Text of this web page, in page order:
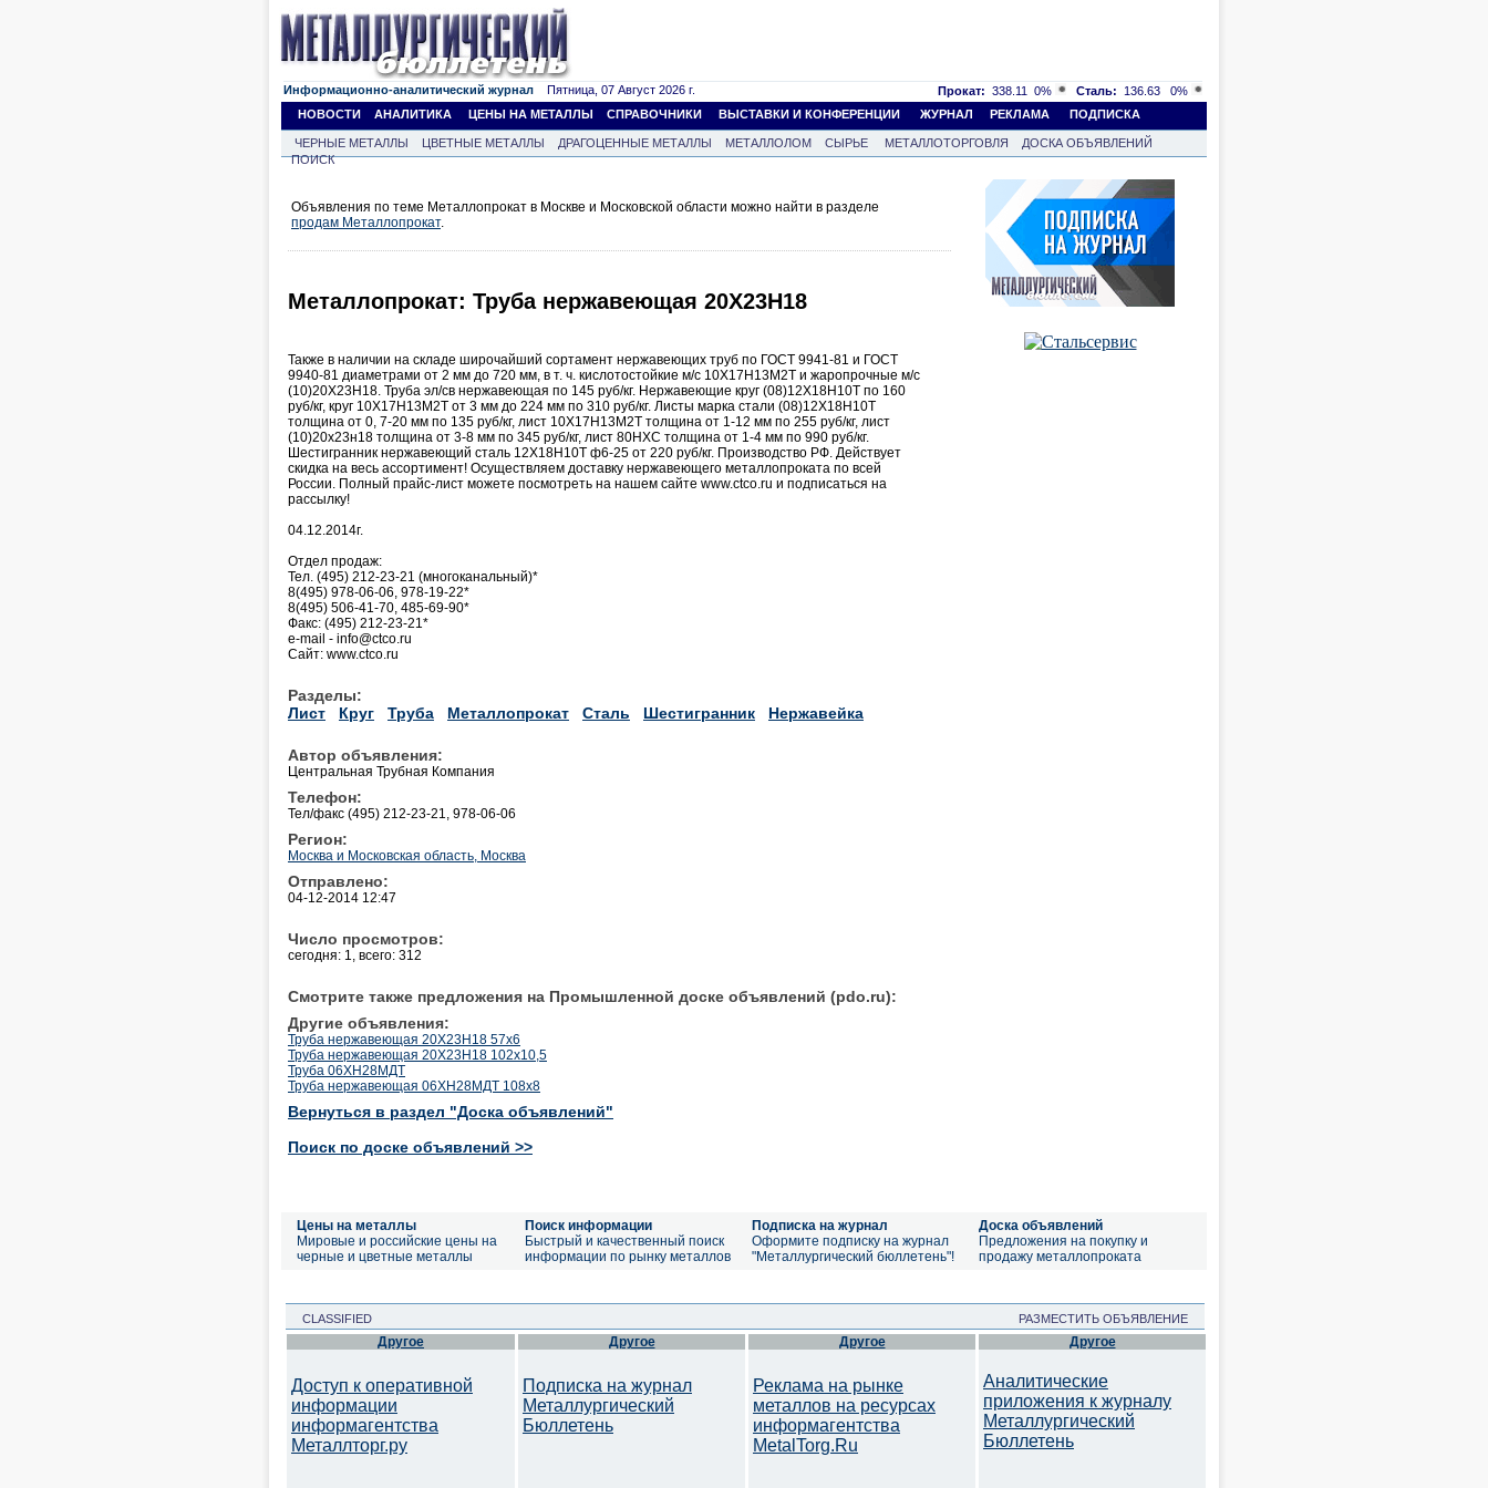
Информационно-аналитический журнал Пятница, 07 Август 2026 г. Прокат: 338.11 0% Сталь: 136.63
0%
НОВОСТИ
АНАЛИТИКА ЦЕНЫ НА МЕТАЛЛЫ СПРАВОЧНИКИ ВЫСТАВКИ И КОНФЕРЕНЦИИ ЖУРНАЛ РЕКЛАМА ПОДПИСКА
ЧЕРНЫЕ МЕТАЛЛЫ ЦВЕТНЫЕ МЕТАЛЛЫ ДРАГОЦЕННЫЕ МЕТАЛЛЫ МЕТАЛЛОЛОМ СЫРЬЕ МЕТАЛЛОТОРГОВЛЯ
ДОСКА ОБЪЯВЛЕНИЙ
ПОИСК
Объявления по теме Металлопрокат в Москве и Московской области можно найти в разделе
продам Металлопрокат.
Металлопрокат: Труба нержавеющая 20Х23Н18
Также в наличии на складе широчайший сортамент нержавеющих труб по ГОСТ 9941-81 и ГОСТ
9940-81 диаметрами от 2 мм до 720 мм, в т. ч. кислотостойкие м/с 10Х17Н13М2Т и жаропрочные м/с
(10)20Х23Н18. Труба эл/св нержавеющая по 145 руб/кг. Нержавеющие круг (08)12Х18Н10Т по 160
руб/кг, круг 10Х17Н13М2Т от 3 мм до 224 мм по 310 руб/кг. Листы марка стали (08)12Х18Н10Т
толщина от 0, 7-20 мм по 135 руб/кг, лист 10Х17Н13М2Т толщина от 1-12 мм по 255 руб/кг, лист
(10)20х23н18 толщина от 3-8 мм по 345 руб/кг, лист 80НХС толщина от 1-4 мм по 990 руб/кг.
Шестигранник нержавеющий сталь 12Х18Н10Т ф6-25 от 220 руб/кг. Производство РФ. Действует
скидка на весь ассортимент! Осуществляем доставку нержавеющего металлопроката по всей
России. Полный прайс-лист можете посмотреть на нашем сайте www.ctco.ru и подписаться на
рассылку!
04.12.2014г.
Отдел продаж:
Тел. (495) 212-23-21 (многоканальный)*
8(495) 978-06-06, 978-19-22*
8(495) 506-41-70, 485-69-90*
Факс: (495) 212-23-21*
e-mail - info@ctco.ru
Сайт: www.ctco.ru
Разделы:
Лист
Круг Труба Металлопрокат Сталь Шестигранник Нержавейка
Автор объявления:
Центральная Трубная Компания
Телефон:
Тел/факс (495) 212-23-21, 978-06-06
Регион:
Москва и Московская область, Москва
Отправлено:
04-12-2014 12:47
Число просмотров:
сегодня: 1, всего: 312
Смотрите также предложения на Промышленной доске объявлений (pdo.ru):
Другие объявления:
Труба нержавеющая 20Х23Н18 57х6
Труба нержавеющая 20Х23Н18 102х10,5
Труба 06ХН28МДТ
Труба нержавеющая 06ХН28МДТ 108х8
Вернуться в раздел "Доска объявлений"
Поиск по доске объявлений >>
Цены на металлы
Мировые и российские цены на
черные и цветные металлы
Поиск информации
Быстрый и качественный поиск
информации по рынку металлов
Подписка на журнал
Оформите подписку на журнал
"Металлургический бюллетень"!
Доска объявлений
Предложения на покупку и
продажу металлопроката
CLASSIFIED РАЗМЕСТИТЬ ОБЪЯВЛЕНИЕ
Другое
Доступ к оперативной
информации
информагентства
Металлторг.ру
Другое
Подписка на журнал
Металлургический
Бюллетень
Другое
Реклама на рынке
металлов на ресурсах
информагентства
MetalTorg.Ru
Другое
Аналитические
приложения к журналу
Металлургический
Бюллетень